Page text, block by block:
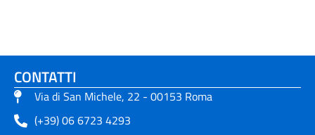
CONTATTI
Via di San Michele, 22 - 00153 Roma
(+39) 06 6723 4293